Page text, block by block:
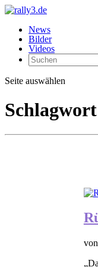
News
Bilder
Videos
Seite auswählen
von